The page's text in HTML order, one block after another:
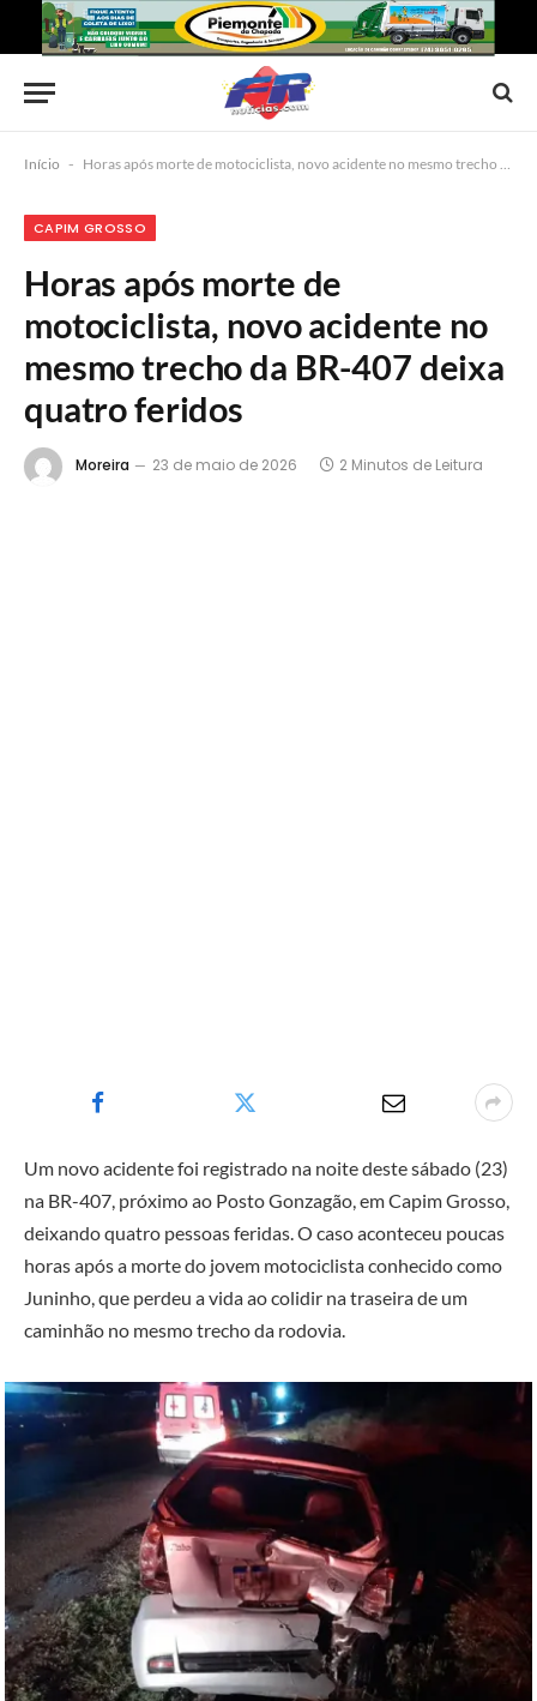
Início - Horas após morte de motociclista, novo acidente no mesmo trecho da BR-407 deixa quatro feridos
CAPIM GROSSO
Horas após morte de
motociclista, novo acidente no
mesmo trecho da BR-407 deixa
quatro feridos
Moreira 23 de maio de 2026 2 Minutos de Leitura
Um novo acidente foi registrado na noite deste sábado (23)
na BR-407, próximo ao Posto Gonzagão, em Capim Grosso,
deixando quatro pessoas feridas. O caso aconteceu poucas
horas após a morte do jovem motociclista conhecido como
Juninho, que perdeu a vida ao colidir na traseira de um
caminhão no mesmo trecho da rodovia.